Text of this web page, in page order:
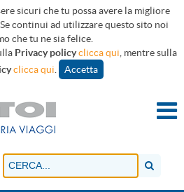
sicuri che tu possa avere la migliore
continui ad utilizzare questo sito noi
che tu ne sia felice.
Privacy policyclicca qui , mentre sulla
clicca qui Accetta